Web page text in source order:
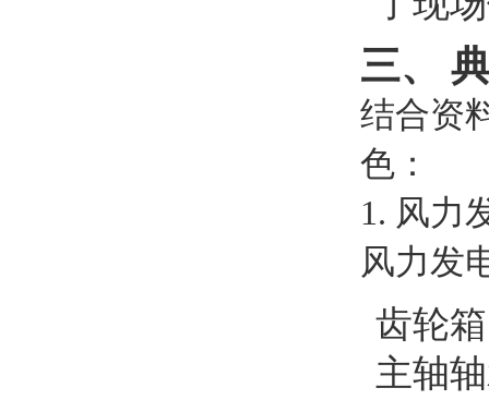
三、
结合资
色：
1. 风力
风力发
齿轮
主轴